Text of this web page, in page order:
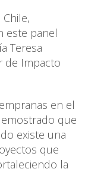
este panel
Teresa
de Impacto
en el
que
existe una
que
la